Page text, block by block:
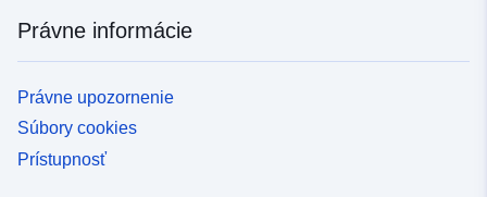
Právne informácie
Právne upozornenie
Súbory cookies
Prístupnosť